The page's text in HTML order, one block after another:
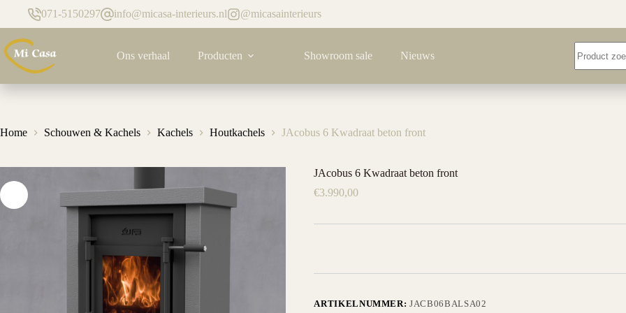
de
inhoud
071-5150297 info@micasa-interieurs.nl @micasainterieurs
Ons verhaal Producten Showroom sale Nieuws
resultaten
Home Schouwen & Kachels Kachels Houtkachels JAcobus 6 Kwadraat beton front
JAcobus 6 Kwadraat beton front
€3.990,00
ARTIKELNUMMER:JACB06BALSA02